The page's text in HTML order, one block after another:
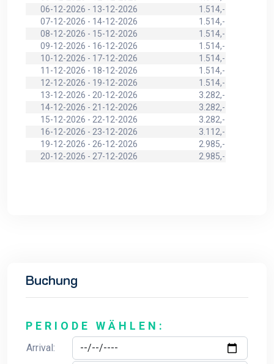
06-12-2026 - 13-12-2026
1.514,-
07-12-2026 - 14-12-2026
1.514,-
08-12-2026 - 15-12-2026
1.514,-
09-12-2026 - 16-12-2026
1.514,-
10-12-2026 - 17-12-2026
1.514,-
11-12-2026 - 18-12-2026
1.514,-
12-12-2026 - 19-12-2026
1.514,-
13-12-2026 - 20-12-2026
3.282,-
14-12-2026 - 21-12-2026
3.282,-
15-12-2026 - 22-12-2026
3.282,-
16-12-2026 - 23-12-2026
3.112,-
19-12-2026 - 26-12-2026
2.985,-
20-12-2026 - 27-12-2026
2.985,-
Buchung
PERIODE WÄHLEN:
Arrival: